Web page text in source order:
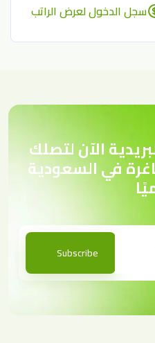
سجل الدخول لعرض الراتب
الآن لتصلك
في السعودية
Subscribe